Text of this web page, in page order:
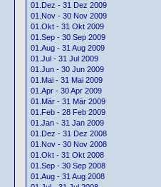
01.Dez - 31 Dez 2009
01.Nov - 30 Nov 2009
01.Okt - 31 Okt 2009
01.Sep - 30 Sep 2009
01.Aug - 31 Aug 2009
01.Jul - 31 Jul 2009
01.Jun - 30 Jun 2009
01.Mai - 31 Mai 2009
01.Apr - 30 Apr 2009
01.Mär - 31 Mär 2009
01.Feb - 28 Feb 2009
01.Jan - 31 Jan 2009
01.Dez - 31 Dez 2008
01.Nov - 30 Nov 2008
01.Okt - 31 Okt 2008
01.Sep - 30 Sep 2008
01.Aug - 31 Aug 2008